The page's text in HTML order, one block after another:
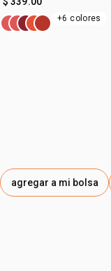
+6 colores
agregar a mi bolsa